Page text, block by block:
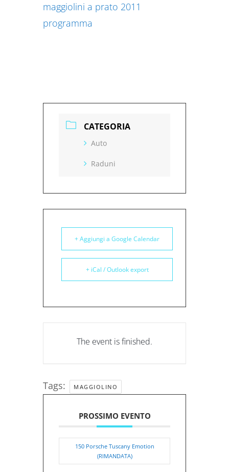
maggiolini a prato 2011
programma
CATEGORIA
Auto
Raduni
+ Aggiungi a Google Calendar
+ iCal / Outlook export
The event is finished.
Tags: MAGGIOLINO
PROSSIMO EVENTO
150 Porsche Tuscany Emotion
(RIMANDATA)